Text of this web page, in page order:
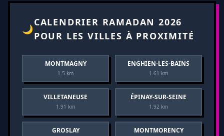
🌙
CALENDRIER RAMADAN 2026
POUR LES VILLES À PROXIMITÉ
MONTMAGNY
1.5 km
ENGHIEN-LES-BAINS
1.61 km
VILLETANEUSE
1.91 km
ÉPINAY-SUR-SEINE
1.92 km
GROSLAY MONTMORENCY